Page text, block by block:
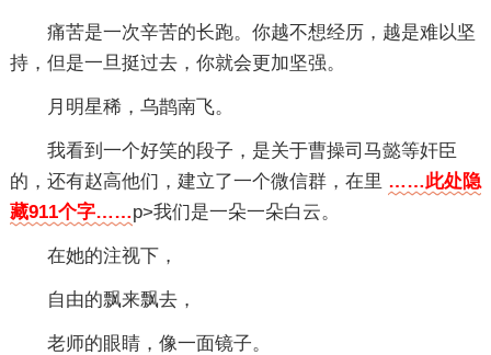
痛苦是一次辛苦的长跑。你越不想经历，越是难以坚
持，但是一旦挺过去，你就会更加坚强。
月明星稀，乌鹊南飞。
我看到一个好笑的段子，是关于曹操司马懿等奸臣
的，还有赵高他们，建立了一个微信群，在里 ……此处隐
藏911个字……p>我们是一朵一朵白云。
在她的注视下，
自由的飘来飘去，
老师的眼睛，像一面镜子。